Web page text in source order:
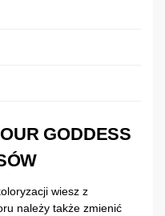
GODDESS
wiesz z
należy także zmienić